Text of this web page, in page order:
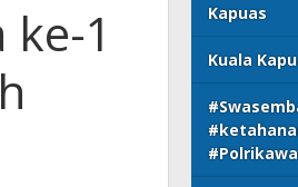
1
Kapuas
Kuala